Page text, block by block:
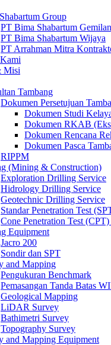
Group
PT Bima Shabartum
PT Bima Shabartum Wijaya
PT Arrahman Mitra
Misi
Tambang
Dokumen Persetujuan
Dokumen Studi
Dokumen RKAB
Dokumen Rencana
Dokumen Pasca
RIPPM
(Mining & Construction)
Exploration Drilling Service
Hidrology Drilling Service
Geotechnic Drilling Service
Standar Penetration Test
Cone Penetration Test
Equipment
Jacro 200
Sondir dan SPT
and Mapping
Pengukuran Benchmark
Pemasangan Tanda Batas
Geological Mapping
LiDAR Survey
Bathimetri Survey
Topography Survey
and Mapping Equipment